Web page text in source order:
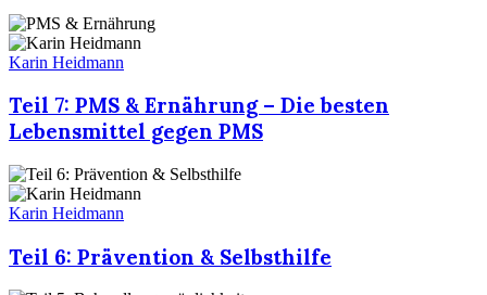
Karin Heidmann
Teil 7: PMS & Ernährung – Die besten
Lebensmittel gegen PMS
Karin Heidmann
Teil 6: Prävention & Selbsthilfe